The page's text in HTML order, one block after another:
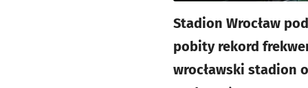
Stadion Wrocław
pobity rekord
wrocławski stadion